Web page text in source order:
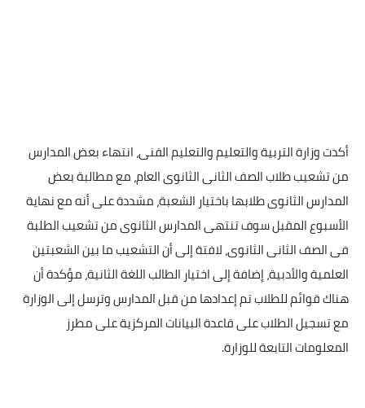
أكدت وزارة التربية والتعليم والتعليم الفنى، انتهاء بعض المدارس
من تشعيب طلاب الصف الثانى الثانوى العام، مع مطالبة بعض
المدارس الثانوى طلابها باختيار الشعبة، مشددة على أنه مع نهاية
الأسبوع المقبل سوف تنتهى المدارس الثانوى من تشعيب الطلبة
فى الصف الثانى الثانوى، لافتة إلى أن التشعيب ما بين الشعبتين
العلمية والأدبية، إضافة إلى اختيار الطالب اللغة الثانية، مؤكدة أن
هناك قوائم للطلاب تم إعدادها من قبل المدارس وترسل إلى الوزارة
مع تسجيل الطلاب على قاعدة البيانات المركزية على مطرز
المعلومات التابعة للوزارة.